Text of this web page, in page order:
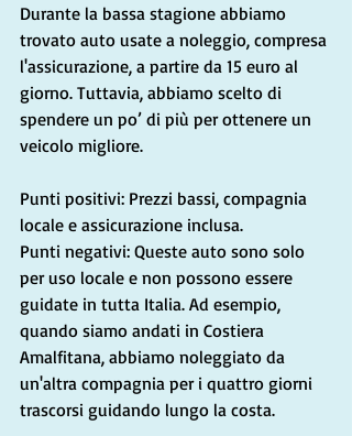
Durante la bassa stagione abbiamo
trovato auto usate a noleggio, compresa
l'assicurazione, a partire da 15 euro al
giorno. Tuttavia, abbiamo scelto di
spendere un po’ di più per ottenere un
veicolo migliore.
Punti positivi: Prezzi bassi, compagnia
locale e assicurazione inclusa.
Punti negativi: Queste auto sono solo
per uso locale e non possono essere
guidate in tutta Italia. Ad esempio,
quando siamo andati in Costiera
Amalfitana, abbiamo noleggiato da
un'altra compagnia per i quattro giorni
trascorsi guidando lungo la costa.